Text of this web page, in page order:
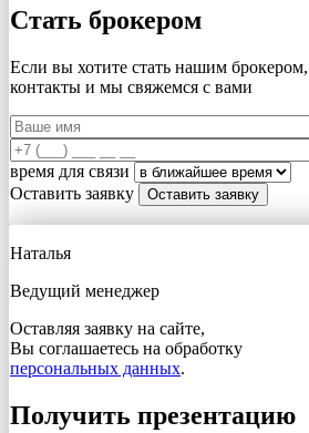
Стать брокером
Если вы хотите стать нашим брокером,
контакты и мы свяжемся с вами
время для связи
Оставить заявку
Наталья
Ведущий менеджер
Оставляя заявку на сайте,
Вы соглашаетесь на обработку
персональных данных.
Получить презентацию